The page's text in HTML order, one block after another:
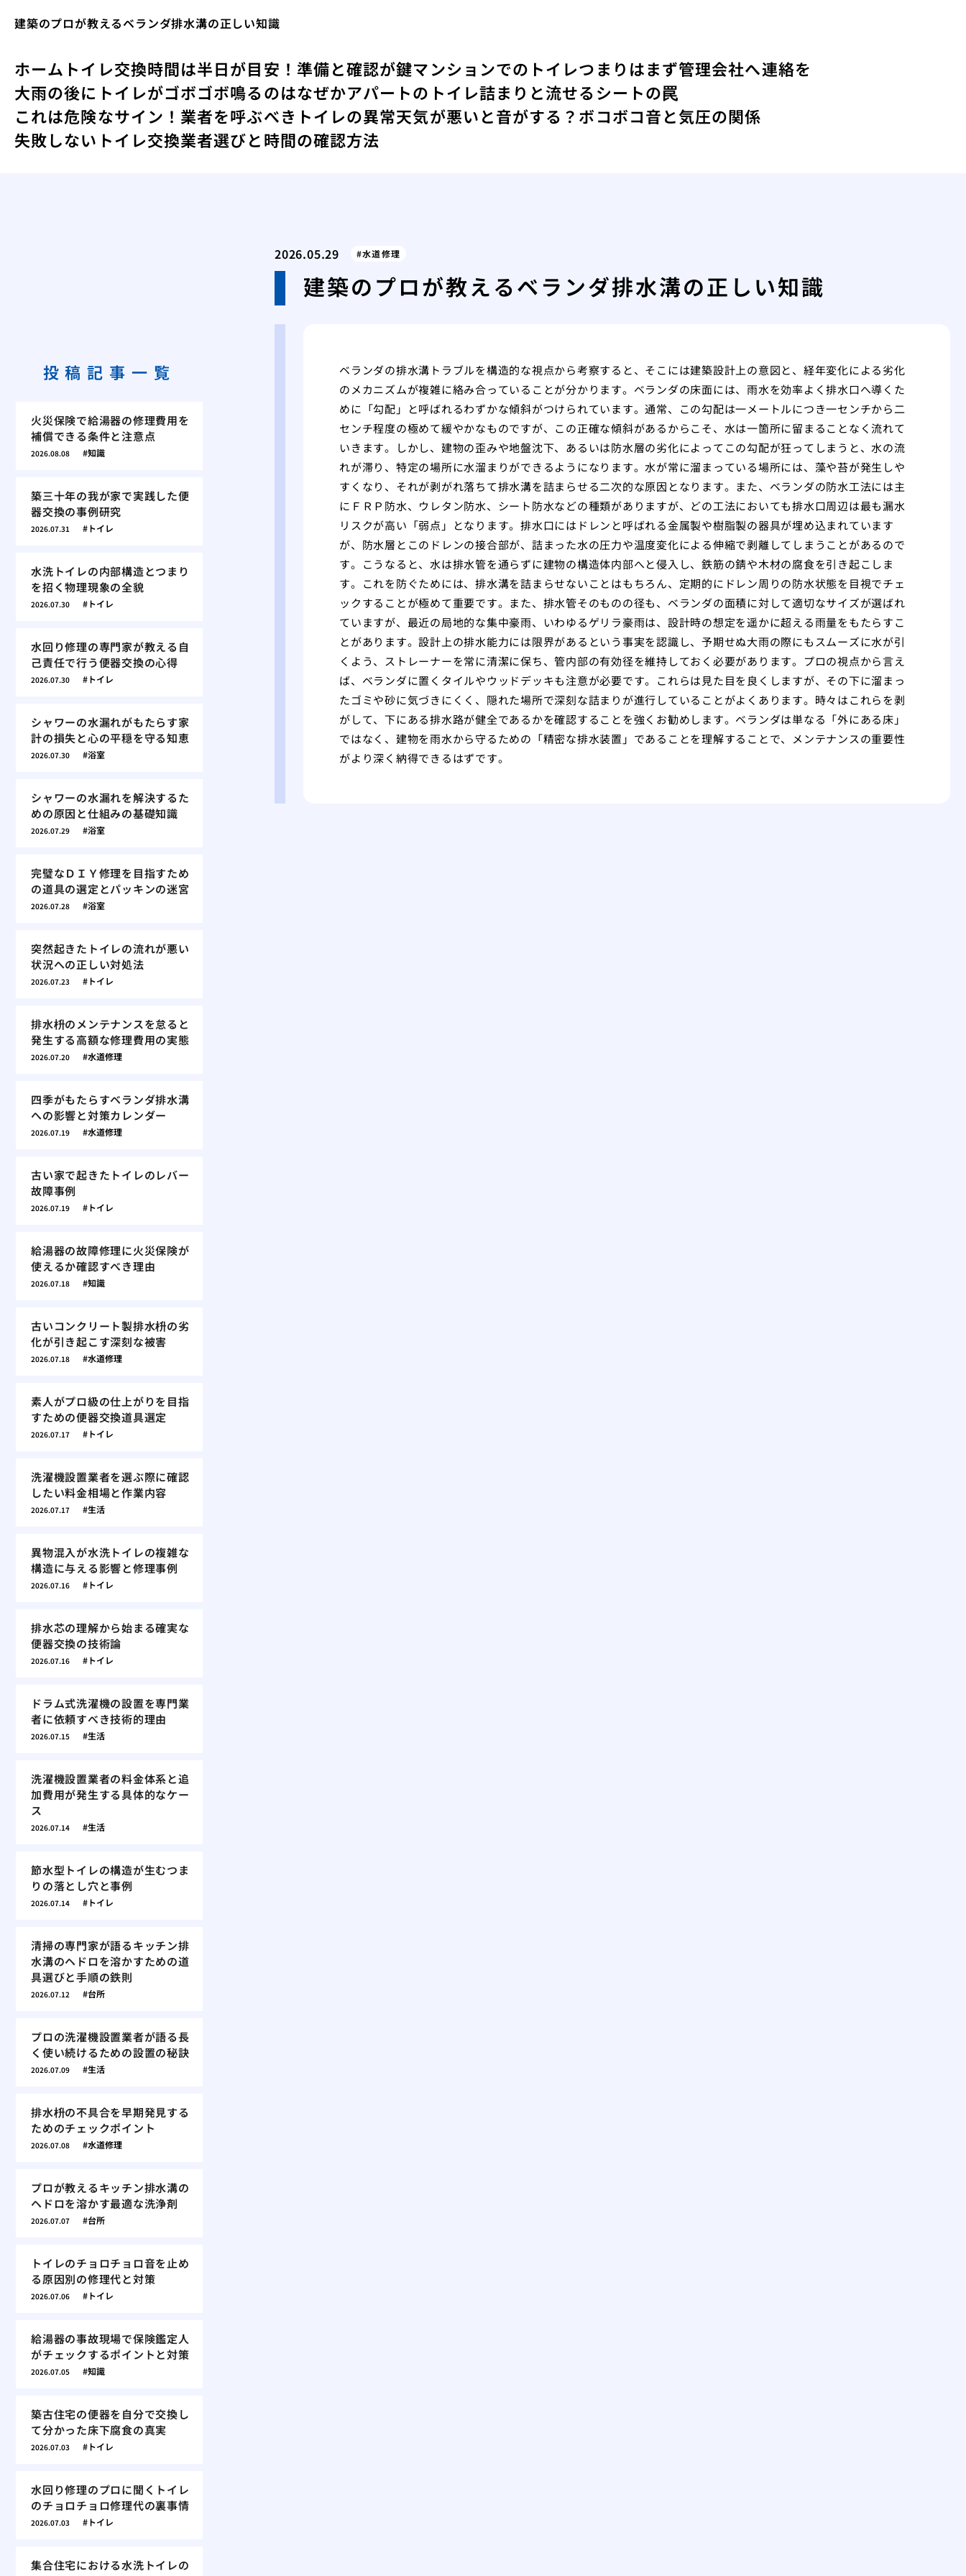
建築のプロが教えるベランダ排水溝の正しい知識
ホーム トイレ交換時間は半日が目安！準備と確認が鍵マンションでのトイレつまりはまず管理会社へ連絡を
大雨の後にトイレがゴボゴボ鳴るのはなぜかアパートのトイレ詰まりと流せるシートの罠
これは危険なサイン！業者を呼ぶべきトイレの異常天気が悪いと音がする？ボコボコ音と気圧の関係
失敗しないトイレ交換業者選びと時間の確認方法
2026.05.29 水道修理
建築のプロが教えるベランダ排水溝の正しい知識
ベランダの排水溝トラブルを構造的な視点から考察すると、そこには建築設計上の意図と、経年変化による劣化
のメカニズムが複雑に絡み合っていることが分かります。ベランダの床面には、雨水を効率よく排水口へ導くた
めに「勾配」と呼ばれるわずかな傾斜がつけられています。通常、この勾配は一メートルにつき一センチから二
センチ程度の極めて緩やかなものですが、この正確な傾斜があるからこそ、水は一箇所に留まることなく流れて
いきます。しかし、建物の歪みや地盤沈下、あるいは防水層の劣化によってこの勾配が狂ってしまうと、水の流
れが滞り、特定の場所に水溜まりができるようになります。水が常に溜まっている場所には、藻や苔が発生しや
すくなり、それが剥がれ落ちて排水溝を詰まらせる二次的な原因となります。また、ベランダの防水工法には主
にＦＲＰ防水、ウレタン防水、シート防水などの種類がありますが、どの工法においても排水口周辺は最も漏水
リスクが高い「弱点」となります。排水口にはドレンと呼ばれる金属製や樹脂製の器具が埋め込まれています
が、防水層とこのドレンの接合部が、詰まった水の圧力や温度変化による伸縮で剥離してしまうことがあるので
す。こうなると、水は排水管を通らずに建物の構造体内部へと侵入し、鉄筋の錆や木材の腐食を引き起こしま
す。これを防ぐためには、排水溝を詰まらせないことはもちろん、定期的にドレン周りの防水状態を目視でチェ
ックすることが極めて重要です。また、排水管そのものの径も、ベランダの面積に対して適切なサイズが選ばれ
ていますが、最近の局地的な集中豪雨、いわゆるゲリラ豪雨は、設計時の想定を遥かに超える雨量をもたらすこ
とがあります。設計上の排水能力には限界があるという事実を認識し、予期せぬ大雨の際にもスムーズに水が引
くよう、ストレーナーを常に清潔に保ち、管内部の有効径を維持しておく必要があります。プロの視点から言え
ば、ベランダに置くタイルやウッドデッキも注意が必要です。これらは見た目を良くしますが、その下に溜まっ
たゴミや砂に気づきにくく、隠れた場所で深刻な詰まりが進行していることがよくあります。時々はこれらを剥
がして、下にある排水路が健全であるかを確認することを強くお勧めします。ベランダは単なる「外にある床」
ではなく、建物を雨水から守るための「精密な排水装置」であることを理解することで、メンテナンスの重要性
がより深く納得できるはずです。
投稿記事一覧
火災保険で給湯器の修理費用を
補償できる条件と注意点
2026.08.08 知識
築三十年の我が家で実践した便
器交換の事例研究
2026.07.31 トイレ
水洗トイレの内部構造とつまり
を招く物理現象の全貌
2026.07.30 トイレ
水回り修理の専門家が教える自
己責任で行う便器交換の心得
2026.07.30 トイレ
シャワーの水漏れがもたらす家
計の損失と心の平穏を守る知恵
2026.07.30 浴室
シャワーの水漏れを解決するた
めの原因と仕組みの基礎知識
2026.07.29 浴室
完璧なＤＩＹ修理を目指すため
の道具の選定とパッキンの迷宮
2026.07.28 浴室
突然起きたトイレの流れが悪い
状況への正しい対処法
2026.07.23 トイレ
排水枡のメンテナンスを怠ると
発生する高額な修理費用の実態
2026.07.20 水道修理
四季がもたらすベランダ排水溝
への影響と対策カレンダー
2026.07.19 水道修理
古い家で起きたトイレのレバー
故障事例
2026.07.19 トイレ
給湯器の故障修理に火災保険が
使えるか確認すべき理由
2026.07.18 知識
古いコンクリート製排水枡の劣
化が引き起こす深刻な被害
2026.07.18 水道修理
素人がプロ級の仕上がりを目指
すための便器交換道具選定
2026.07.17 トイレ
洗濯機設置業者を選ぶ際に確認
したい料金相場と作業内容
2026.07.17 生活
異物混入が水洗トイレの複雑な
構造に与える影響と修理事例
2026.07.16 トイレ
排水芯の理解から始まる確実な
便器交換の技術論
2026.07.16 トイレ
ドラム式洗濯機の設置を専門業
者に依頼すべき技術的理由
2026.07.15 生活
洗濯機設置業者の料金体系と追
加費用が発生する具体的なケー
ス
2026.07.14 生活
節水型トイレの構造が生むつま
りの落とし穴と事例
2026.07.14 トイレ
清掃の専門家が語るキッチン排
水溝のヘドロを溶かすための道
具選びと手順の鉄則
2026.07.12 台所
プロの洗濯機設置業者が語る長
く使い続けるための設置の秘訣
2026.07.09 生活
排水枡の不具合を早期発見する
ためのチェックポイント
2026.07.08 水道修理
プロが教えるキッチン排水溝の
ヘドロを溶かす最適な洗浄剤
2026.07.07 台所
トイレのチョロチョロ音を止め
る原因別の修理代と対策
2026.07.06 トイレ
給湯器の事故現場で保険鑑定人
がチェックするポイントと対策
2026.07.05 知識
築古住宅の便器を自分で交換し
て分かった床下腐食の真実
2026.07.03 トイレ
水回り修理のプロに聞くトイレ
のチョロチョロ修理代の裏事情
2026.07.03 トイレ
集合住宅における水洗トイレの